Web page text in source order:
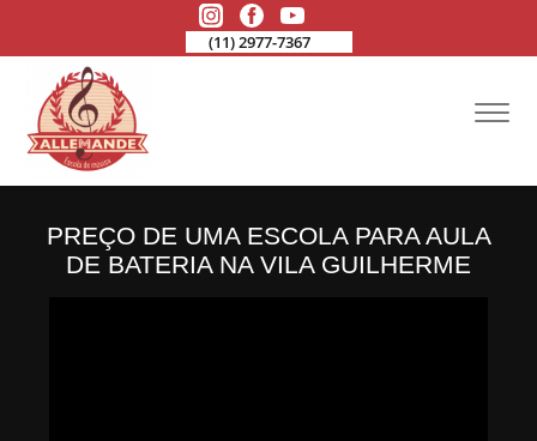
(11) 2977-7367
PREÇO DE UMA ESCOLA PARA AULA
DE BATERIA NA VILA GUILHERME